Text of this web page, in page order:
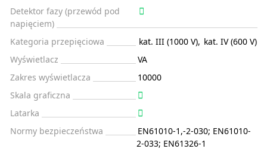
Detektor fazy (przewód pod
napięciem)
Kategoria przepięciowa
kat. III (1000 V), kat. IV (600 V)
Wyświetlacz
VA
Zakres wyświetlacza
10000
Skala graficzna
Latarka
Normy bezpieczeństwa
EN61010-1,-2-030; EN61010-
2-033; EN61326-1